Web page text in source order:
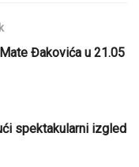
Đakovića u 21.05
spektakularni izgled